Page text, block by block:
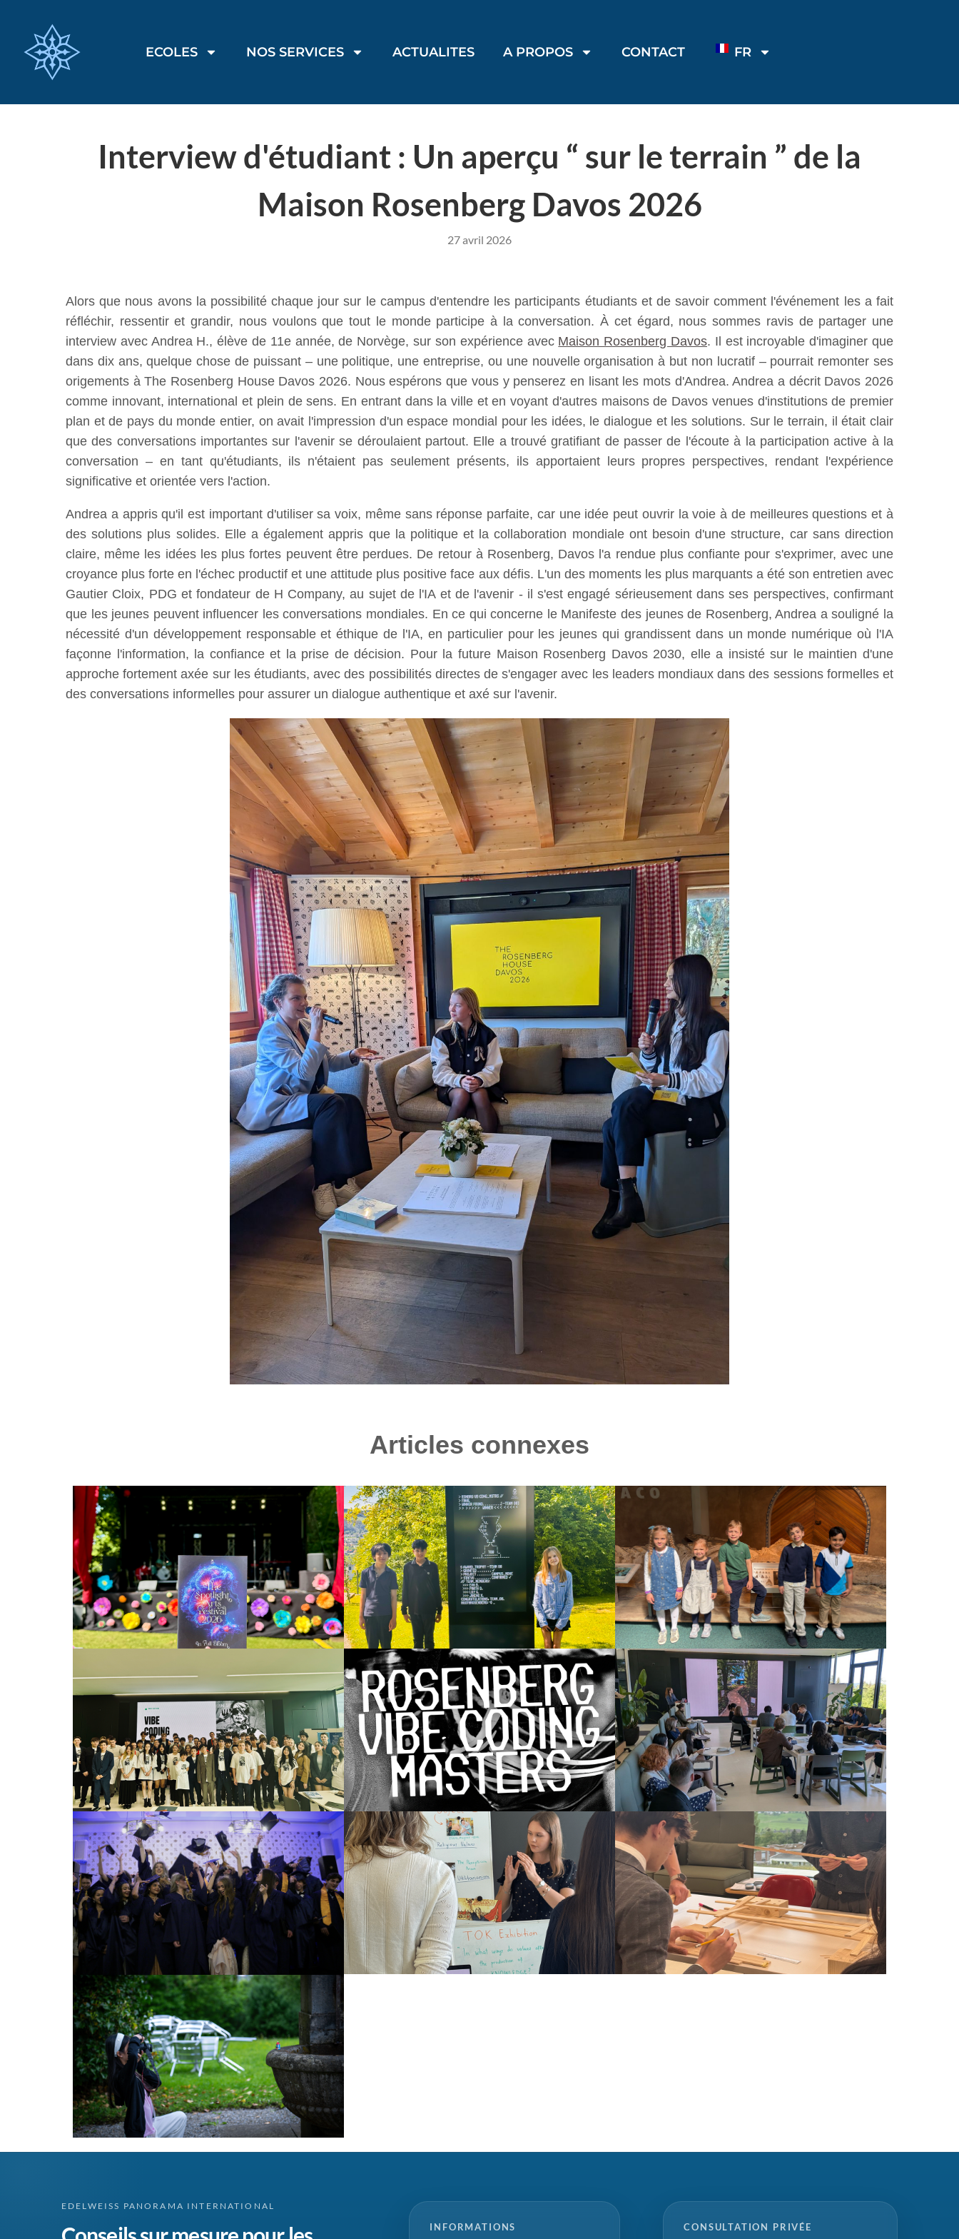
ECOLES NOS SERVICES ACTUALITES A PROPOS CONTACT FR
Interview d'étudiant : Un aperçu “ sur le terrain ” de la
Maison Rosenberg Davos 2026
27 avril 2026
Alors que nous avons la possibilité chaque jour sur le campus d'entendre les participants étudiants et de savoir comment l'événement les a fait
réfléchir, ressentir et grandir, nous voulons que tout le monde participe à la conversation. À cet égard, nous sommes ravis de partager une
interview avec Andrea H., élève de 11e année, de Norvège, sur son expérience avec Maison Rosenberg Davos. Il est incroyable d'imaginer que
dans dix ans, quelque chose de puissant – une politique, une entreprise, ou une nouvelle organisation à but non lucratif – pourrait remonter ses
origements à The Rosenberg House Davos 2026. Nous espérons que vous y penserez en lisant les mots d'Andrea. Andrea a décrit Davos 2026
comme innovant, international et plein de sens. En entrant dans la ville et en voyant d'autres maisons de Davos venues d'institutions de premier
plan et de pays du monde entier, on avait l'impression d'un espace mondial pour les idées, le dialogue et les solutions. Sur le terrain, il était clair
que des conversations importantes sur l'avenir se déroulaient partout. Elle a trouvé gratifiant de passer de l'écoute à la participation active à la
conversation – en tant qu'étudiants, ils n'étaient pas seulement présents, ils apportaient leurs propres perspectives, rendant l'expérience
significative et orientée vers l'action.
Andrea a appris qu'il est important d'utiliser sa voix, même sans réponse parfaite, car une idée peut ouvrir la voie à de meilleures questions et à
des solutions plus solides. Elle a également appris que la politique et la collaboration mondiale ont besoin d'une structure, car sans direction
claire, même les idées les plus fortes peuvent être perdues. De retour à Rosenberg, Davos l'a rendue plus confiante pour s'exprimer, avec une
croyance plus forte en l'échec productif et une attitude plus positive face aux défis. L'un des moments les plus marquants a été son entretien avec
Gautier Cloix, PDG et fondateur de H Company, au sujet de l'IA et de l'avenir - il s'est engagé sérieusement dans ses perspectives, confirmant
que les jeunes peuvent influencer les conversations mondiales. En ce qui concerne le Manifeste des jeunes de Rosenberg, Andrea a souligné la
nécessité d'un développement responsable et éthique de l'IA, en particulier pour les jeunes qui grandissent dans un monde numérique où l'IA
façonne l'information, la confiance et la prise de décision. Pour la future Maison Rosenberg Davos 2030, elle a insisté sur le maintien d'une
approche fortement axée sur les étudiants, avec des possibilités directes de s'engager avec les leaders mondiaux dans des sessions formelles et
des conversations informelles pour assurer un dialogue authentique et axé sur l'avenir.
Articles connexes
EDELWEISS PANORAMA INTERNATIONAL
INFORMATIONS CONSULTATION PRIVÉE